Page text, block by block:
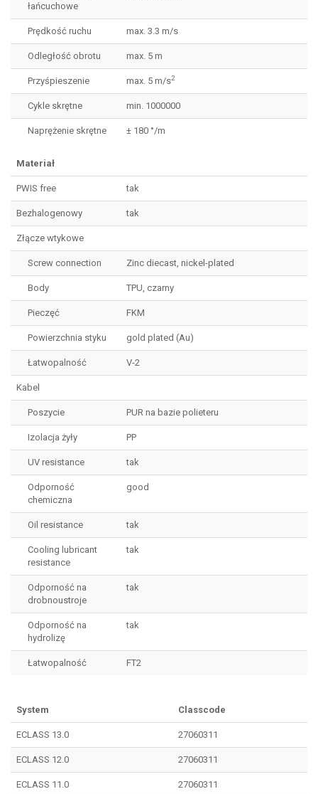
łańcuchowe
Prędkość ruchu max. 3.3 m/s
Odległość obrotu max. 5 m
Przyśpieszenie max. 5 m/s2
Cykle skrętne min. 1000000
Naprężenie skrętne ± 180 °/m
Materiał
PWIS free tak
Bezhalogenowy tak
Złącze wtykowe
Screw connection Zinc diecast, nickel-plated
Body TPU, czarny
Pieczęć FKM
Powierzchnia styku gold plated (Au)
Łatwopalność V-2
Kabel
Poszycie PUR na bazie polieteru
Izolacja żyły PP
UV resistance tak
Odporność
chemiczna
good
Oil resistance tak
Cooling lubricant
resistance
tak
Odporność na
drobnoustroje
tak
Odporność na
hydrolizę
tak
Łatwopalność FT2
System Classcode
ECLASS 13.0 27060311
ECLASS 12.0 27060311
ECLASS 11.0 27060311